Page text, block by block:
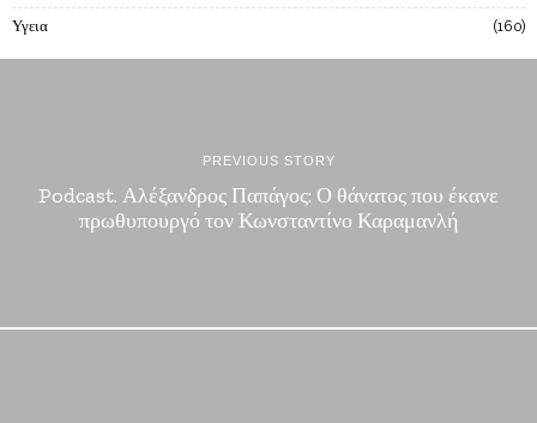
Υγεια 160
PREVIOUS STORY
Podcast. Αλέξανδρος Παπάγος: Ο θάνατος που έκανε
πρωθυπουργό τον Κωνσταντίνο Καραμανλή